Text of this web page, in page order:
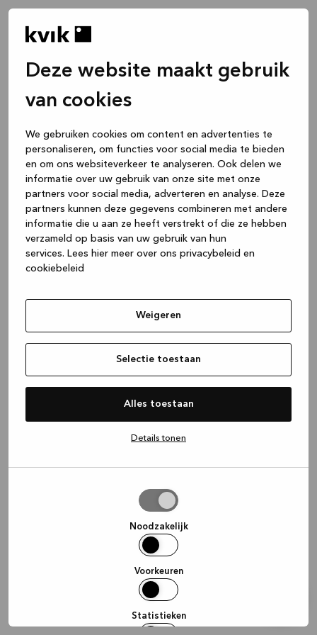
Deze website maakt gebruik
van cookies
We gebruiken cookies om content en advertenties te
personaliseren, om functies voor social media te bieden
en om ons websiteverkeer te analyseren. Ook delen we
informatie over uw gebruik van onze site met onze
partners voor social media, adverteren en analyse. Deze
partners kunnen deze gegevens combineren met andere
informatie die u aan ze heeft verstrekt of die ze hebben
verzameld op basis van uw gebruik van hun
services. Lees hier meer over ons privacybeleid en
cookiebeleid
Weigeren
Selectie toestaan
Alles toestaan
Details tonen
Noodzakelijk
Voorkeuren
Statistieken
(see the browser console for more
information).